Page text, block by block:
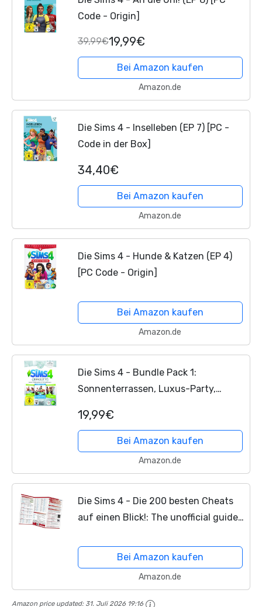
Code - Origin]
39,99€19,99€
Bei Amazon kaufen
Amazon.de
Die Sims 4 - Inselleben (EP 7) [PC -
Code in der Box]
34,40€
Bei Amazon kaufen
Amazon.de
Die Sims 4 - Hunde & Katzen (EP 4)
[PC Code - Origin]
Bei Amazon kaufen
Amazon.de
Die Sims 4 - Bundle Pack 1:
Sonnenterrassen, Luxus-Party,
19,99€
Bei Amazon kaufen
Amazon.de
Die Sims 4 - Die 200 besten Cheats
auf einen Blick!: The unofficial guide -
schnelle Hilfe)
Bei Amazon kaufen
Amazon.de
Amazon price updated: 31. Juli 2026 19:16